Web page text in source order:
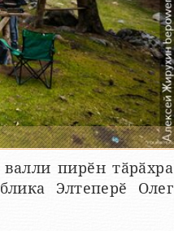
пирӗн тӑрӑхра
Элтеперӗ Олег